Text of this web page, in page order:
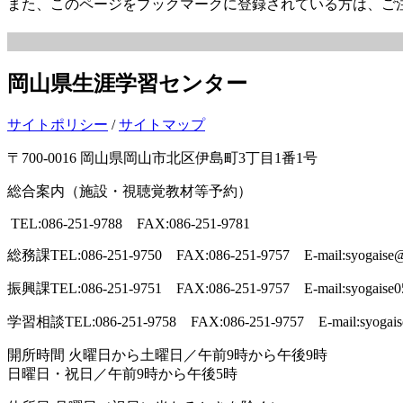
また、このページをブックマークに登録されている方は、ご
岡山県生涯学習センター
サイトポリシー /サイトマップ
〒700-0016 岡山県岡山市北区伊島町3丁目1番1号
総合案内（施設・視聴覚教材等予約）
TEL:086-251-9788 FAX:086-251-9781
総務課TEL:086-251-9750 FAX:086-251-9757 E-
振興課TEL:086-251-9751 FAX:086-251-9757 E-
学習相談TEL:086-251-9758 FAX:086-251-9757 E-
開所時間 火曜日から土曜日／午前9時から午後9時
日曜日・祝日／午前9時から午後5時